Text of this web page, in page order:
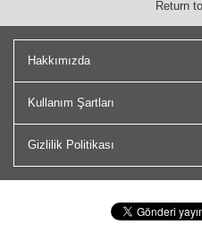
Hakkımızda
Kullanım Şartları
Gizlilik Politikası
Return